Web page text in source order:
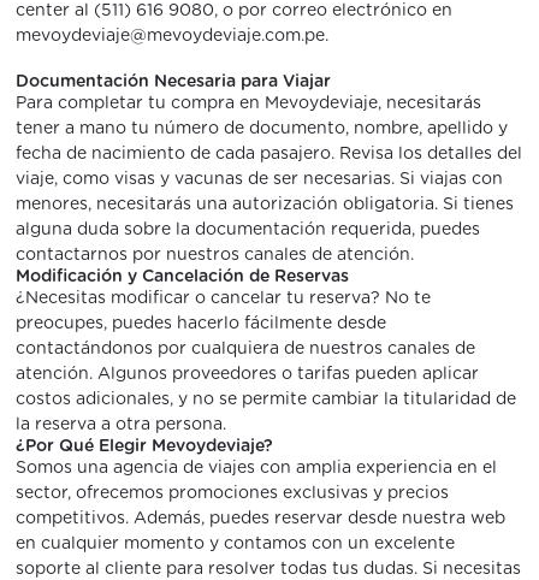
center al (511) 616 9080, o por correo electrónico en
mevoydeviaje@mevoydeviaje.com.pe.
Documentación Necesaria para Viajar
Para completar tu compra en Mevoydeviaje, necesitarás
tener a mano tu número de documento, nombre, apellido y
fecha de nacimiento de cada pasajero. Revisa los detalles del
viaje, como visas y vacunas de ser necesarias. Si viajas con
menores, necesitarás una autorización obligatoria. Si tienes
alguna duda sobre la documentación requerida, puedes
contactarnos por nuestros canales de atención.
Modificación y Cancelación de Reservas
¿Necesitas modificar o cancelar tu reserva? No te
preocupes, puedes hacerlo fácilmente desde
contactándonos por cualquiera de nuestros canales de
atención. Algunos proveedores o tarifas pueden aplicar
costos adicionales, y no se permite cambiar la titularidad de
la reserva a otra persona.
¿Por Qué Elegir Mevoydeviaje?
Somos una agencia de viajes con amplia experiencia en el
sector, ofrecemos promociones exclusivas y precios
competitivos. Además, puedes reservar desde nuestra web
en cualquier momento y contamos con un excelente
soporte al cliente para resolver todas tus dudas. Si necesitas